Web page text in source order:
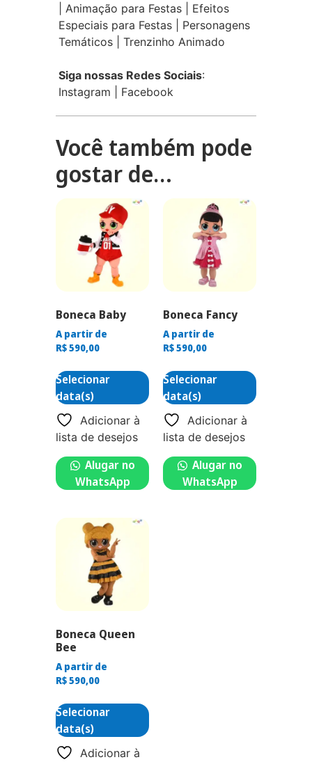
Animação para Festas
Efeitos
Especiais para Festas
Personagens
Temáticos
Trenzinho Animado
Siga nossas Redes Sociais:
Instagram
Facebook
Você também pode
gostar de…
Boneca Baby
A partir de
R$590,00
Selecionar
data(s)
Adicionar à
lista de desejos
Alugar no
WhatsApp
Boneca Fancy
A partir de
R$590,00
Selecionar
data(s)
Adicionar à
lista de desejos
Alugar no
WhatsApp
Boneca Queen
Bee
A partir de
R$590,00
Selecionar
data(s)
Adicionar à